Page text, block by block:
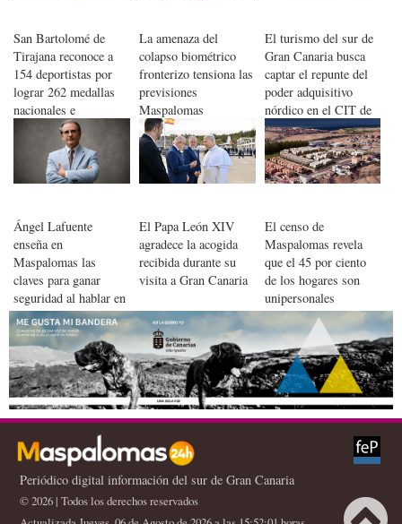
San Bartolomé de
Tirajana reconoce a
154 deportistas por
lograr 262 medallas
nacionales e
internacionales
La amenaza del
colapso biométrico
fronterizo tensiona las
previsiones
Maspalomas
El turismo del sur de
Gran Canaria busca
captar el repunte del
poder adquisitivo
nórdico en el CIT de
Playa del Inglés
Ángel Lafuente
enseña en
Maspalomas las
claves para ganar
seguridad al hablar en
público
El Papa León XIV
agradece la acogida
recibida durante su
visita a Gran Canaria
El censo de
Maspalomas revela
que el 45 por ciento
de los hogares son
unipersonales
Periódico digital información del sur de Gran Canaria
© 2026 | Todos los derechos reservados